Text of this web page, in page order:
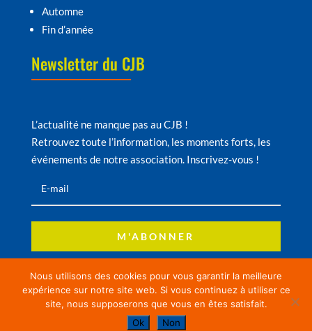
Automne
Fin d’année
Newsletter du CJB
L’actualité ne manque pas au CJB !
Retrouvez toute l’information, les moments forts, les
événements de notre association. Inscrivez-vous !
M'ABONNER
© Copyright CJB – Site réalisé parComanddo–
Protection des données
Nous utilisons des cookies pour vous garantir la meilleure
expérience sur notre site web. Si vous continuez à utiliser ce
site, nous supposerons que vous en êtes satisfait.
Ok
Non